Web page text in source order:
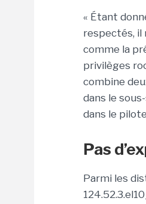
« Étant
respectés, il
comme la
privilèges
combine
dans le
dans le
Pas
Parmi les